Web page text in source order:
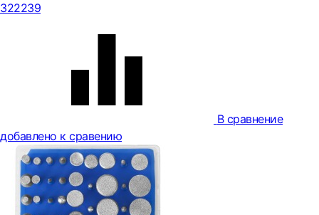
322239
В сравнение
добавлено к сравению